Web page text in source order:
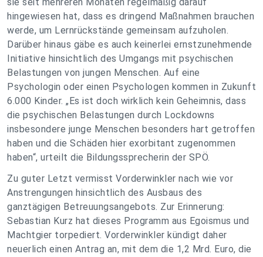
hingewiesen hat, dass es dringend Maßnahmen brauchen
werde, um Lernrückstände gemeinsam aufzuholen.
Darüber hinaus gäbe es auch keinerlei ernstzunehmende
Initiative hinsichtlich des Umgangs mit psychischen
Belastungen von jungen Menschen. Auf eine
Psychologin oder einen Psychologen kommen in Zukunft
6.000 Kinder. „Es ist doch wirklich kein Geheimnis, dass
die psychischen Belastungen durch Lockdowns
insbesondere junge Menschen besonders hart getroffen
haben und die Schäden hier exorbitant zugenommen
haben“, urteilt die Bildungssprecherin der SPÖ.
Zu guter Letzt vermisst Vorderwinkler nach wie vor
Anstrengungen hinsichtlich des Ausbaus des
ganztägigen Betreuungsangebots. Zur Erinnerung:
Sebastian Kurz hat dieses Programm aus Egoismus und
Machtgier torpediert. Vorderwinkler kündigt daher
neuerlich einen Antrag an, mit dem die 1,2 Mrd. Euro, die